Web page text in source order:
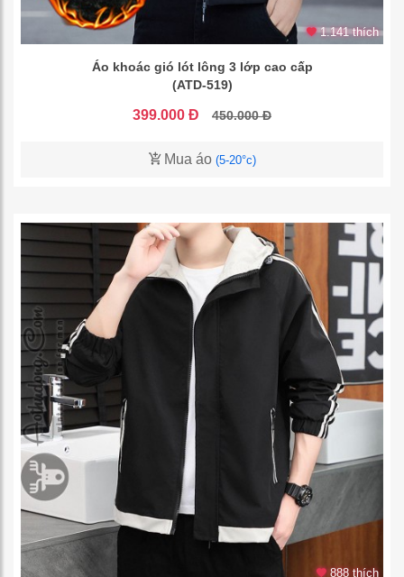
1.141 thích
Áo khoác gió lót lông 3 lớp cao cấp
(ATD-519)
399.000 Đ 450.000 Đ
Mua áo (5-20°c)
888 thích